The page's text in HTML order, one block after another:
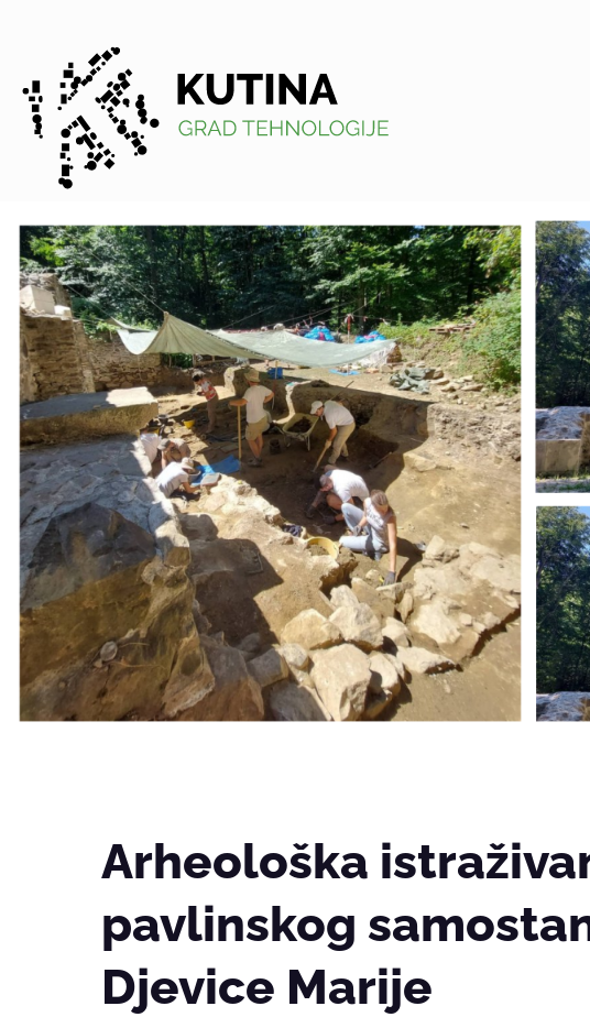
Kutina
Arheološka
pavlinskog
Djevice Marije